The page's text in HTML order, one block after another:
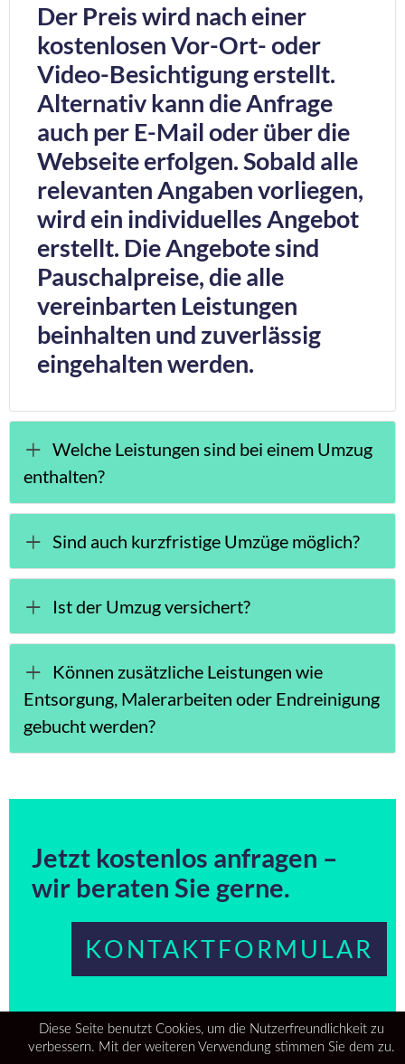
Der Preis wird nach einer
kostenlosen Vor-Ort- oder
Video-Besichtigung erstellt.
Alternativ kann die Anfrage
auch per E-Mail oder über die
Webseite erfolgen. Sobald alle
relevanten Angaben vorliegen,
wird ein individuelles Angebot
erstellt. Die Angebote sind
Pauschalpreise, die alle
vereinbarten Leistungen
beinhalten und zuverlässig
eingehalten werden.
Welche Leistungen sind bei einem Umzug
enthalten?
Sind auch kurzfristige Umzüge möglich?
Ist der Umzug versichert?
Können zusätzliche Leistungen wie
Entsorgung, Malerarbeiten oder Endreinigung
gebucht werden?
Jetzt kostenlos anfragen –
wir beraten Sie gerne.
KONTAKTFORMULAR
Diese Seite benutzt Cookies, um die Nutzerfreundlichkeit zu
verbessern. Mit der weiteren Verwendung stimmen Sie dem zu.